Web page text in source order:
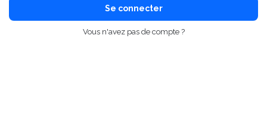
Se connecter
Vous n'avez pas de compte ?